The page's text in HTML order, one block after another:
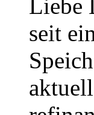
Liebe
seit